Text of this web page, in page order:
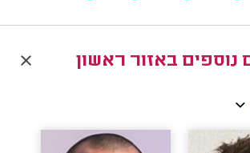
נוספים באזור ראשון